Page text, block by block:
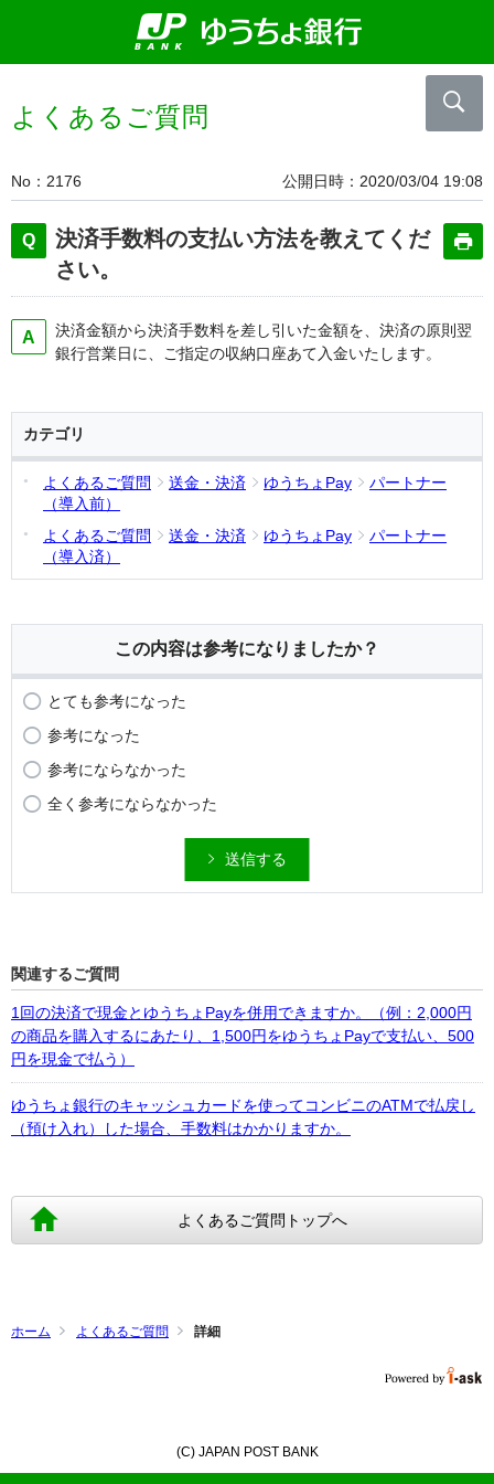
よくあるご質問
No 2176 公開日時 2020/03/04 19:08
決済手数料の支払い方法を教えてくだ
さい。
決済金額から決済手数料を差し引いた金額を、決済の原則翌
銀行営業日に、ご指定の収納口座あて入金いたします。
カテゴリ
よくあるご質問 送金・決済 ゆうちょPay
パートナー
（導入前）
よくあるご質問
送金・決済 ゆうちょPay
パートナー
（導入済）
この内容は参考になりましたか？
とても参考になった
参考になった
参考にならなかった
全く参考にならなかった
送信する
関連するご質問
1回の決済で現金とゆうちょPayを併用できますか。（例：2,000円
の商品を購入するにあたり、1,500円をゆうちょPayで支払い、500
円を現金で払う）
ゆうちょ銀行のキャッシュカードを使ってコンビニのATMで払戻し
（預け入れ）した場合、手数料はかかりますか。
よくあるご質問トップへ
ホーム よくあるご質問 詳細
(C) JAPAN POST BANK